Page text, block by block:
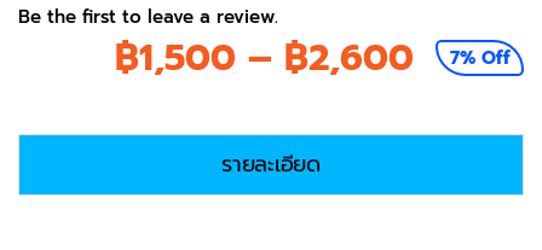
Be the first to leave a review.
฿1,500 – ฿2,600Price
7% Off
รายละเอียด